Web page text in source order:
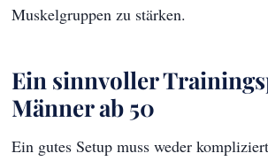
Muskelgruppen zu stärken.
Ein sinnvoller
Männer ab 50
Ein gutes Setup muss weder